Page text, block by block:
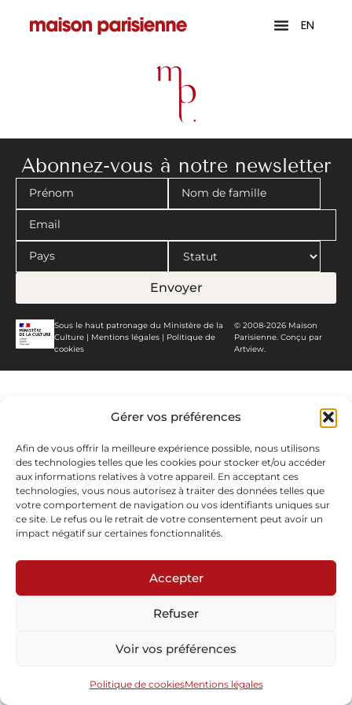
Gérer vos préférences
Afin de vous offrir la meilleure expérience possible, nous utilisons
des technologies telles que les cookies pour stocker et/ou accéder
aux informations relatives à votre appareil. En acceptant ces
technologies, vous nous autorisez à traiter des données telles que
votre comportement de navigation ou vos identifiants uniques sur
ce site. Le refus ou le retrait de votre consentement peut avoir un
impact négatif sur certaines fonctionnalités.
Accepter
Refuser
Voir vos préférences
Politique de cookiesMentions légales
EN
Abonnez-vous à notre newsletter
Envoyer
Sous le haut patronage du Ministère de la
Culture | Mentions légales | Politique de
cookies
© 2008-2026 Maison
Parisienne. Conçu par
Artview.